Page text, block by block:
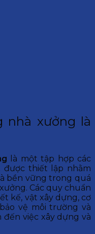
nhà xưởng là
là một tập hợp các
thiết lập nhằm
bền vững trong quá
Các quy chuẩn
kế, vật xây dựng, cơ
vệ môi trường và
việc xây dựng và